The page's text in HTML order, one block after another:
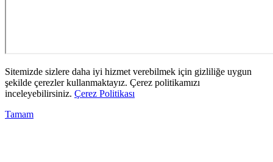
Sitemizde sizlere daha iyi hizmet verebilmek için gizliliğe uygun
şekilde çerezler kullanmaktayız. Çerez politikamızı
inceleyebilirsiniz. Çerez Politikası
Tamam